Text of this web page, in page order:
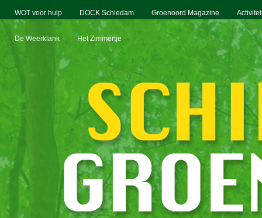
WOT voor hulp DOCK Schiedam Groenoord Magazine
De Weerklank Het Zimmertje